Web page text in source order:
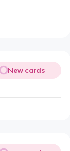
New cards